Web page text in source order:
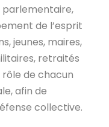
parlementaire,
de l’esprit
jeunes, maires,
retraités
de chacun
afin de
collective.